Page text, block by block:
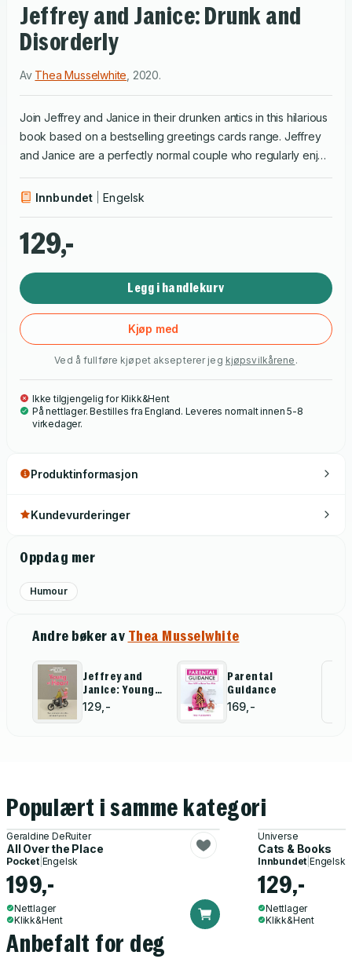
Jeffrey and Janice: Drunk and
Disorderly
Av Thea Musselwhite 2020.
Join Jeffrey and Janice in their drunken antics in this hilarious
book based on a bestselling greetings cards range. Jeffrey
and Janice are a perfectly normal couple who regularly enjoy
sometimes on their own.. although are you drinking alone if
older age and embrace the holiday spirit as they prove to us
all that you're never too old to fall off the wagon. You're sure
Innbundet Engelsk
129,-
Legg i handlekurv
Kjøp med
Ved å fullføre kjøpet aksepterer jeg kjøpsvilkårene .
Ikke tilgjengelig for Klikk&Hent
På nettlager. Bestilles fra England. Leveres normalt innen 5-8
virkedager.
Produktinformasjon
Kundevurderinger
Oppdag mer
Humour
Andre bøker av Thea Musselwhite
Jeffrey and
Janice: Young
at Heart
129,-
Parental
Guidance
169,-
Populært i samme kategori
Geraldine DeRuiter
All Over the Place
Pocket| Engelsk
199,-
Nettlager
Klikk&Hent
Universe
Cats & Books
Innbundet Engelsk
129,-
Nettlager
Klikk&Hent
Anbefalt for deg